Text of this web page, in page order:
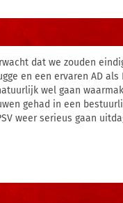
dat we zouden
en een ervaren AD
wel gaan
gehad in een
weer serieus gaan